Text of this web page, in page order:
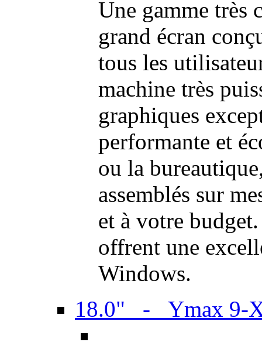
Une gamme très
grand écran
tous les
machine très
graphiques
performante et
ou la
assemblés sur
et à votre
offrent une
Windows.
18.0" - Ymax 9-